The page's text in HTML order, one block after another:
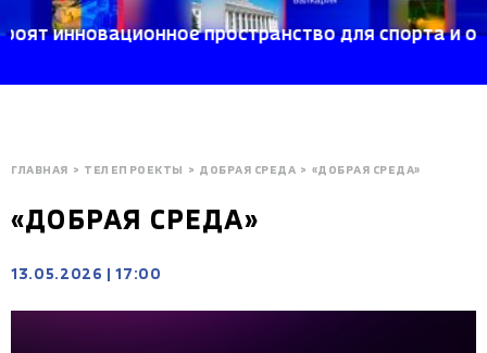
пространство для спорта и
ГЛАВНАЯ > ТЕЛЕПРОЕКТЫ > ДОБРАЯ СРЕДА > «ДОБРАЯ СРЕДА»
«ДОБРАЯ СРЕДА»
13.05.2026 17:00